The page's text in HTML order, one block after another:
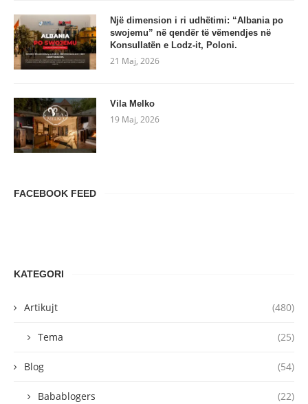
Një dimension i ri udhëtimi: “Albania po
swojemu” në qendër të vëmendjes në
Konsullatën e Lodz-it, Poloni.
21 Maj, 2026
Vila Melko
19 Maj, 2026
FACEBOOK FEED
KATEGORI
Artikujt (480)
Tema (25)
Blog (54)
Babablogers (22)